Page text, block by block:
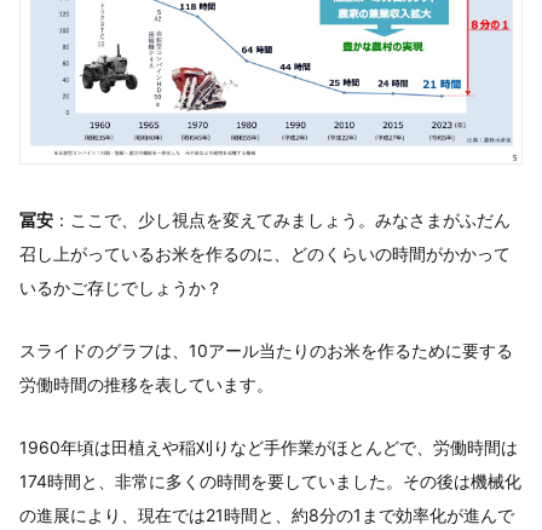
冨安 ：ここで、少し視点を変えてみましょう。みなさまがふだん
召し上がっているお米を作るのに、どのくらいの時間がかかって
いるかご存じでしょうか？
スライドのグラフは、10アール当たりのお米を作るために要する
労働時間の推移を表しています。
1960年頃は田植えや稲刈りなど手作業がほとんどで、労働時間は
174時間と、非常に多くの時間を要していました。その後は機械化
の進展により、現在では21時間と、約8分の1まで効率化が進んで